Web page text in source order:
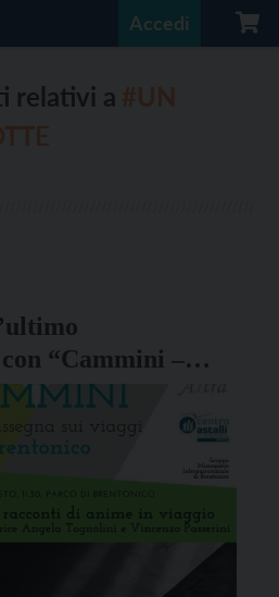
Accedi
relativi a
“Cammini –
e migrazioni”